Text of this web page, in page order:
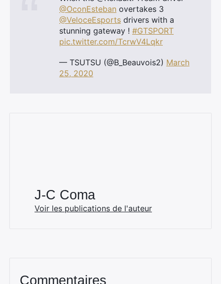
@OconEsteban overtakes 3
@VeloceEsports drivers with a
stunning gateway ! #GTSPORT
pic.twitter.com/TcrwV4Lqkr
— TSUTSU (@B_Beauvois2) March
25, 2020
J-C Coma
Voir les publications de l'auteur
Commentaires